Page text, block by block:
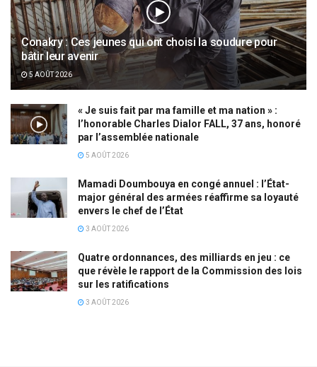
Conakry : Ces jeunes qui ont choisi la soudure pour
bâtir leur avenir
5 AOÛT 2026
« Je suis fait par ma famille et ma nation » :
l’honorable Charles Dialor FALL, 37 ans, honoré
par l’assemblée nationale
5 AOÛT 2026
Mamadi Doumbouya en congé annuel : l’État-
major général des armées réaffirme sa loyauté
envers le chef de l’État
3 AOÛT 2026
Quatre ordonnances, des milliards en jeu : ce
que révèle le rapport de la Commission des lois
sur les ratifications
3 AOÛT 2026